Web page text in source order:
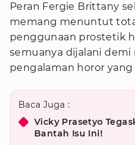
Peran Fergie Brittany
memang menuntut
penggunaan prostetik
semuanya dijalani
pengalaman horor
Baca Juga :
Vicky Prasetyo
Bantah Isu Ini!